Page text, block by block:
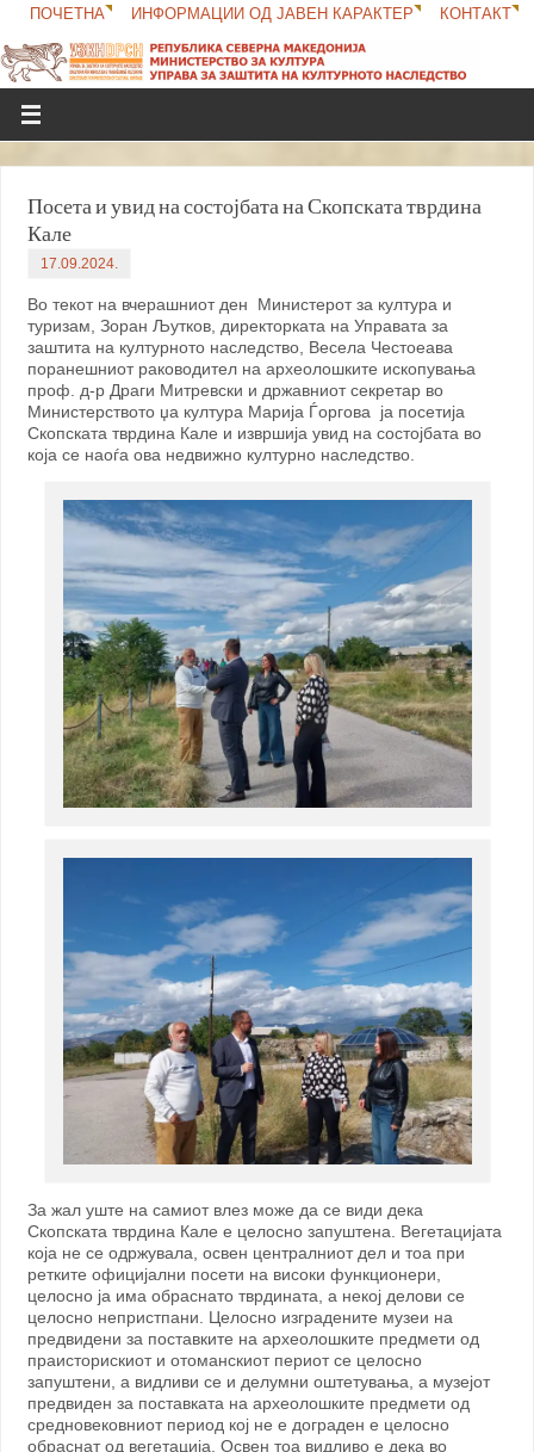
ПОЧЕТНА ИНФОРМАЦИИ ОД ЈАВЕН КАРАКТЕР КОНТАКТ
Посета и увид на состојбата на Скопската тврдина
Кале
17.09.2024.
Во текот на вчерашниот ден Министерот за култура и
туризам, Зоран Љутков, директорката на Управата за
заштита на културното наследство, Весела Честоеава
поранешниот раководител на археолошките ископувања
проф. д-р Драги Митревски и државниот секретар во
Министерството џа култура Марија Ѓоргова ја посетија
Скопската тврдина Кале и извршија увид на состојбата во
која се наоѓа ова недвижно културно наследство.
За жал уште на самиот влез може да се види дека
Скопската тврдина Кале е целосно запуштена. Вегетацијата
која не се одржувала, освен централниот дел и тоа при
ретките официјални посети на високи функционери,
целосно ја има обраснато тврдината, а некој делови се
целосно непристпани. Целосно изградените музеи на
предвидени за поставките на археолошките предмети од
праисторискиот и отоманскиот периот се целосно
запуштени, а видливи се и делумни оштетувања, а музејот
предвиден за поставката на археолошките предмети од
средновековниот период кој не е дограден е целосно
обраснат од вегетација. Освен тоа видливо е дека во